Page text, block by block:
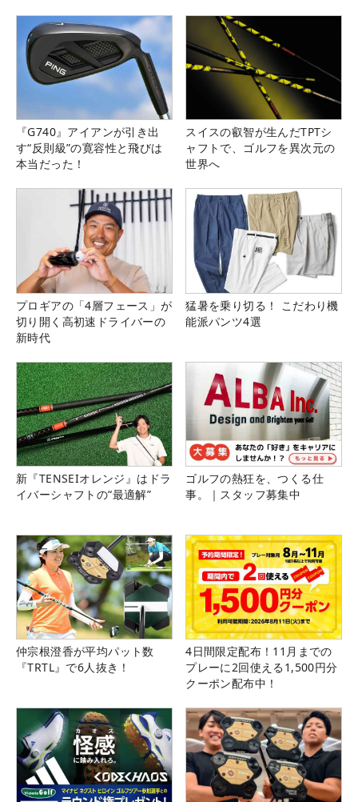
『G740』アイアンが引き出
す“反則級”の寛容性と飛びは
本当だった！
スイスの叡智が生んだTPTシ
ャフトで、ゴルフを異次元の
世界へ
プロギアの「4層フェース」が
切り開く高初速ドライバーの
新時代
猛暑を乗り切る！ こだわり機
能派パンツ4選
新『TENSEIオレンジ』はドラ
イバーシャフトの“最適解”
ゴルフの熱狂を、つくる仕
事。｜スタッフ募集中
仲宗根澄香が平均パット数
『TRTL』で6人抜き！
4日間限定配布！11月までの
プレーに2回使える1,500円分
クーポン配布中！